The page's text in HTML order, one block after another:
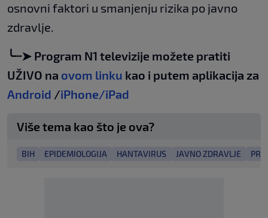
osnovni faktori u smanjenju rizika po javno
zdravlje.
╰┈➤ Program N1 televizije možete pratiti
UŽIVO na ovom linku kao i putem aplikacija za
Android /iPhone/iPad
Više tema kao što je ova?
BIH EPIDEMIOLOGIJA HANTAVIRUS JAVNO ZDRAVLJE